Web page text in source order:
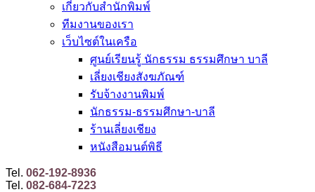
เกี่ยวกับสำนักพิมพ์
ทีมงานของเรา
เว็บไซต์ในเครือ
ศูนย์เรียนรู้ นักธรรม ธรรมศึกษา บาลี
เลี่ยงเชียงสังฆภัณฑ์
รับจ้างงานพิมพ์
นักธรรม-ธรรมศึกษา-บาลี
ร้านเลี่ยงเชียง
หนังสือมนต์พิธี
Tel. 062-192-8936
Tel. 082-684-7223